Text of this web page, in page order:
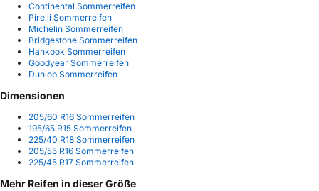
Continental Sommerreifen
Pirelli Sommerreifen
Michelin Sommerreifen
Bridgestone Sommerreifen
Hankook Sommerreifen
Goodyear Sommerreifen
Dunlop Sommerreifen
Dimensionen
205/60 R16 Sommerreifen
195/65 R15 Sommerreifen
225/40 R18 Sommerreifen
205/55 R16 Sommerreifen
225/45 R17 Sommerreifen
Mehr Reifen in dieser Größe